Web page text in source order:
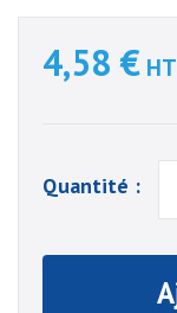
4,58 € HT
Quantité :